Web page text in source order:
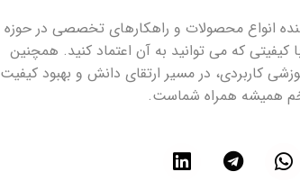
انواع محصولات و راهکارهای تخصصی در حوزه
کیفیتی که می توانید به آن اعتماد کنید. همچنین
کاربردی، در مسیر ارتقای دانش و بهبود کیفیت
همیشه همراه شماست.